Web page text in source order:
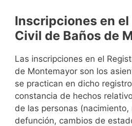
Inscripciones en el
Civil de Baños de
Las inscripciones en el
de Montemayor son los
se practican en dicho
constancia de hechos
de las personas (nacimiento,
defunción, cambios de